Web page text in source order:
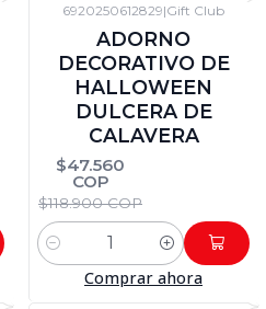
-60%DTO
6920250612829|Gift Club
ADORNO
DECORATIVO DE
HALLOWEEN
DULCERA DE
CALAVERA
$47.560
COP
$118.900 COP
Cantidad
Comprar ahora